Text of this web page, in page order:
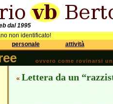
dal 1995
non identificato!
personale attività
ovvero come rovinarsi
« Lettera da un